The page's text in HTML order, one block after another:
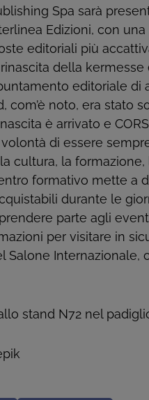
Spa sarà
Edizioni, con
editoriali più
della
editoriale di
com’è noto, era stato
è arrivato e
di essere
cultura, la formazione,
formativo mette a
durante le
parte agli
per visitare in
Salone Internazionale,
stand N72 nel